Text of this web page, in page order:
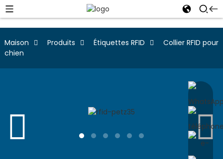
Maison Produits Étiquettes RFID
Collier RFID pour
chien